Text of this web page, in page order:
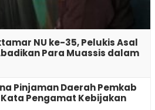
NU ke-35, Pelukis Asal
Para Muassis dalam
Pinjaman Daerah Pemkab
Pengamat Kebijakan